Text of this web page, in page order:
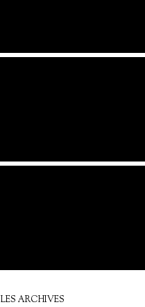
ARCHIVES